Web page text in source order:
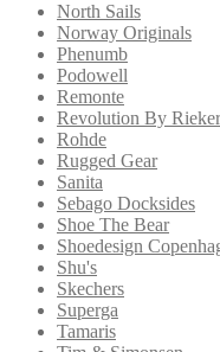
North Sails
Norway Originals
Phenumb
Podowell
Remonte
Revolution By Rieker
Rohde
Rugged Gear
Sanita
Sebago Docksides
Shoe The Bear
Shoedesign
Shu's
Skechers
Superga
Tamaris